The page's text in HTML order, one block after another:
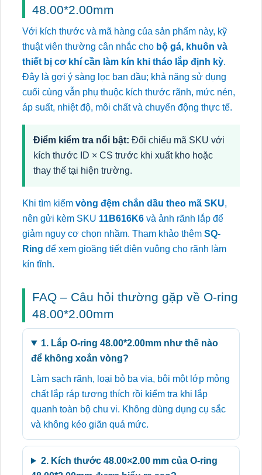
48.00*2.00mm
Với kích thước và mã hàng của sản phẩm này, kỹ
thuật viên thường cân nhắc cho bộ gá, khuôn và
thiết bị cơ khí cần làm kín khi tháo lắp định kỳ.
Đây là gợi ý sàng lọc ban đầu; khả năng sử dụng
cuối cùng vẫn phụ thuộc kích thước rãnh, mức nén,
áp suất, nhiệt độ, môi chất và chuyển động thực tế.
Điểm kiểm tra nổi bật: Đối chiếu mã SKU với
kích thước ID × CS trước khi xuất kho hoặc
thay thế tại hiện trường.
Khi tìm kiếm vòng đệm chắn dầu theo mã SKU,
nên gửi kèm SKU 11B616K6 và ảnh rãnh lắp để
giảm nguy cơ chọn nhầm. Tham khảo thêm SQ-
Ring để xem gioăng tiết diện vuông cho rãnh làm
kín tĩnh.
FAQ – Câu hỏi thường gặp về O-ring
48.00*2.00mm
1. Lắp O-ring 48.00*2.00mm như thế nào
để không xoắn vòng?
Làm sạch rãnh, loại bỏ ba via, bôi một lớp mỏng
chất lắp ráp tương thích rồi kiểm tra khi lắp
quanh toàn bộ chu vi. Không dùng dụng cụ sắc
và không kéo giãn quá mức.
2. Kích thước 48.00×2.00 mm của O-ring